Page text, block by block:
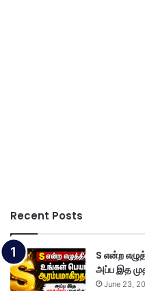
Recent Posts
S என்ற
அப்ப இத
June 23,